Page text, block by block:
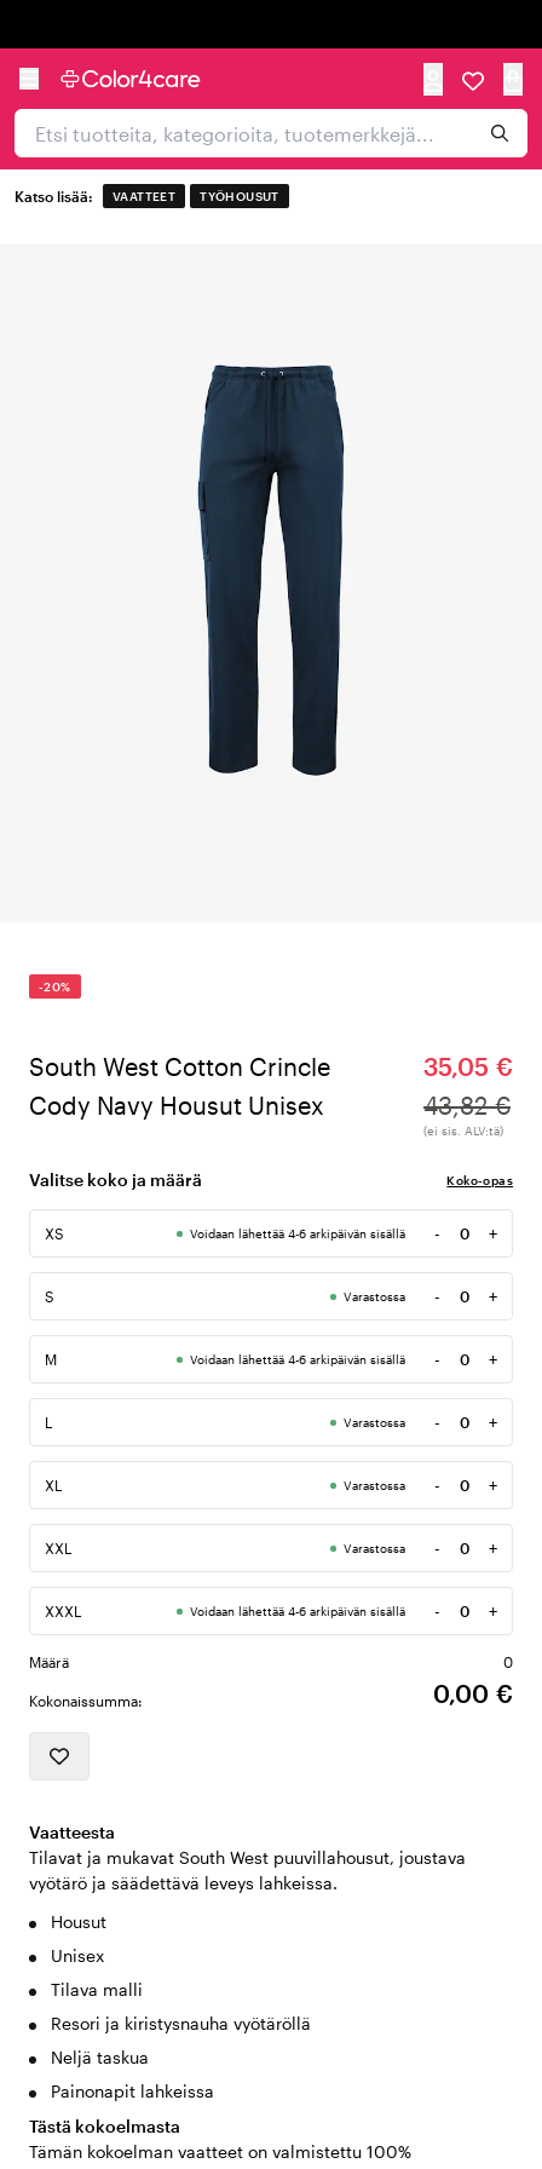
Katso lisää: VAATTEET TYÖHOUSUT
-20%
South West Cotton Crincle
Cody Navy Housut Unisex
35,05 €
43,82 €
(ei sis. ALV:tä)
Valitse koko ja määrä Koko-opas
XS Voidaan lähettää 4-6 arkipäivän sisällä -
Määrä
+
S Varastossa -
Määrä
+
M Voidaan lähettää 4-6 arkipäivän sisällä -
Määrä
+
L Varastossa -
Määrä
+
XL Varastossa -
Määrä
+
XXL Varastossa -
Määrä
+
XXXL Voidaan lähettää 4-6 arkipäivän sisällä -
Määrä
+
Määrä 0
Kokonaissumma: 0,00 €
Vaatteesta
Tilavat ja mukavat South West puuvillahousut, joustava
vyötärö ja säädettävä leveys lahkeissa.
Housut
Unisex
Tilava malli
Resori ja kiristysnauha vyötäröllä
Neljä taskua
Painonapit lahkeissa
Tästä kokoelmasta
Tämän kokoelman vaatteet on valmistettu 100%